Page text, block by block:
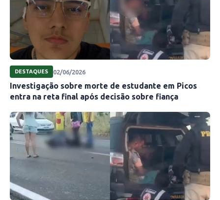
DESTAQUES 02/06/2026
Investigação sobre morte de estudante em Picos
entra na reta final após decisão sobre fiança